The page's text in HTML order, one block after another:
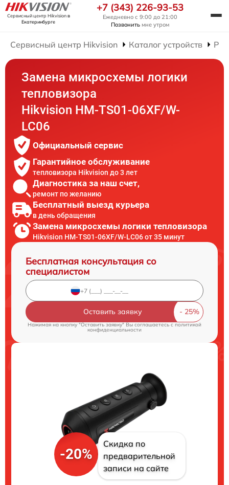
Сервисный центр Hikvisionв
Екатеринбурге
+7 (343) 226-93-53
Ежедневно с 9:00 до 21:00
Позвонить мне утром
Сервисный центр Hikvision Каталог устройств
Замена микросхемы логики
тепловизора
Hikvision HM-TS01-06XF/W-
LC06
Официальный сервис
Гарантийное обслуживание
тепловизора Hikvision до 3 лет
Диагностика за наш счет,
ремонт по желанию
Бесплатный выезд курьера
в день обращения
Замена микросхемы логики тепловизора
Hikvision HM-TS01-06XF/W-LC06 от 35 минут
Бесплатная консультация со
специалистом
Оставить заявку
Нажимая на кнопку "Оставить заявку" Вы соглашаетесь cполитикой
конфиденциальности
-20%
Скидка по
предварительной
записи на сайте